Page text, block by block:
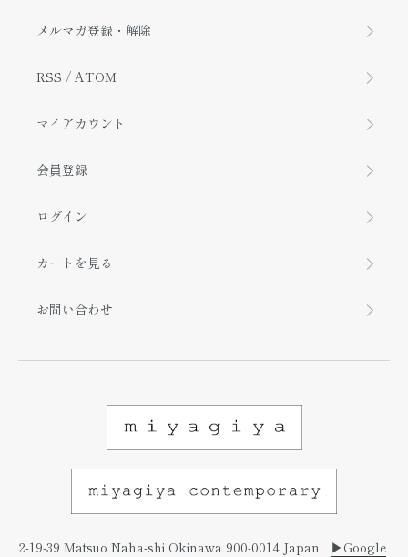
メルマガ登録・解除
RSS / ATOM
マイアカウント
会員登録
ログイン
カートを見る
お問い合わせ
2-19-39 Matsuo Naha-shi Okinawa 900-0014 Japan ▶︎Google